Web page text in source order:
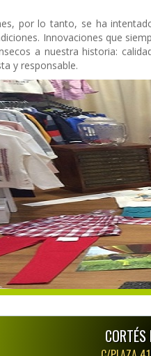
por lo tanto, se ha
Innovaciones que
a nuestra historia:
y responsable.